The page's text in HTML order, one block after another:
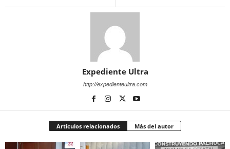
Expediente Ultra
http://expedienteultra.com
Artículos relacionados Más del autor